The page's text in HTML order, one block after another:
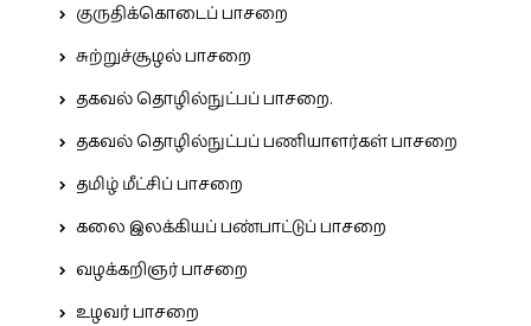
குருதிக்கொடைப் பாசறை
சுற்றுச்சூழல் பாசறை
தகவல் தொழில்நுட்பப் பாசறை.
தகவல் தொழில்நுட்பப் பணியாளர்கள் பாசறை
தமிழ் மீட்சிப் பாசறை
கலை இலக்கியப் பண்பாட்டுப் பாசறை
வழக்கறிஞர் பாசறை
உழவர் பாசறை